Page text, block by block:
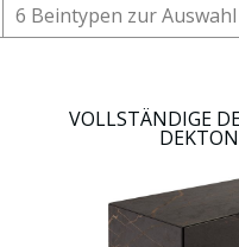
6 Beintypen zur Auswahl
VOLLSTÄNDIGE